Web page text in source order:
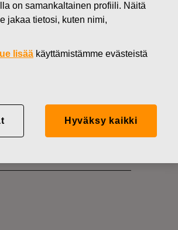
on samankaltainen profiili. Näitä
jakaa tietosi, kuten nimi,
lisää käyttämistämme evästeistä
Hyväksy kaikki